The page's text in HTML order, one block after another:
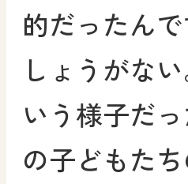
的だったん
しょうがな
いう様子だ
の子どもた